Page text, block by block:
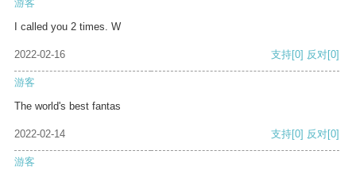
游客
I called you 2 times. W
2022-02-16 支持[0] 反对[0]
游客
The world's best fantas
2022-02-14 支持[0] 反对[0]
游客